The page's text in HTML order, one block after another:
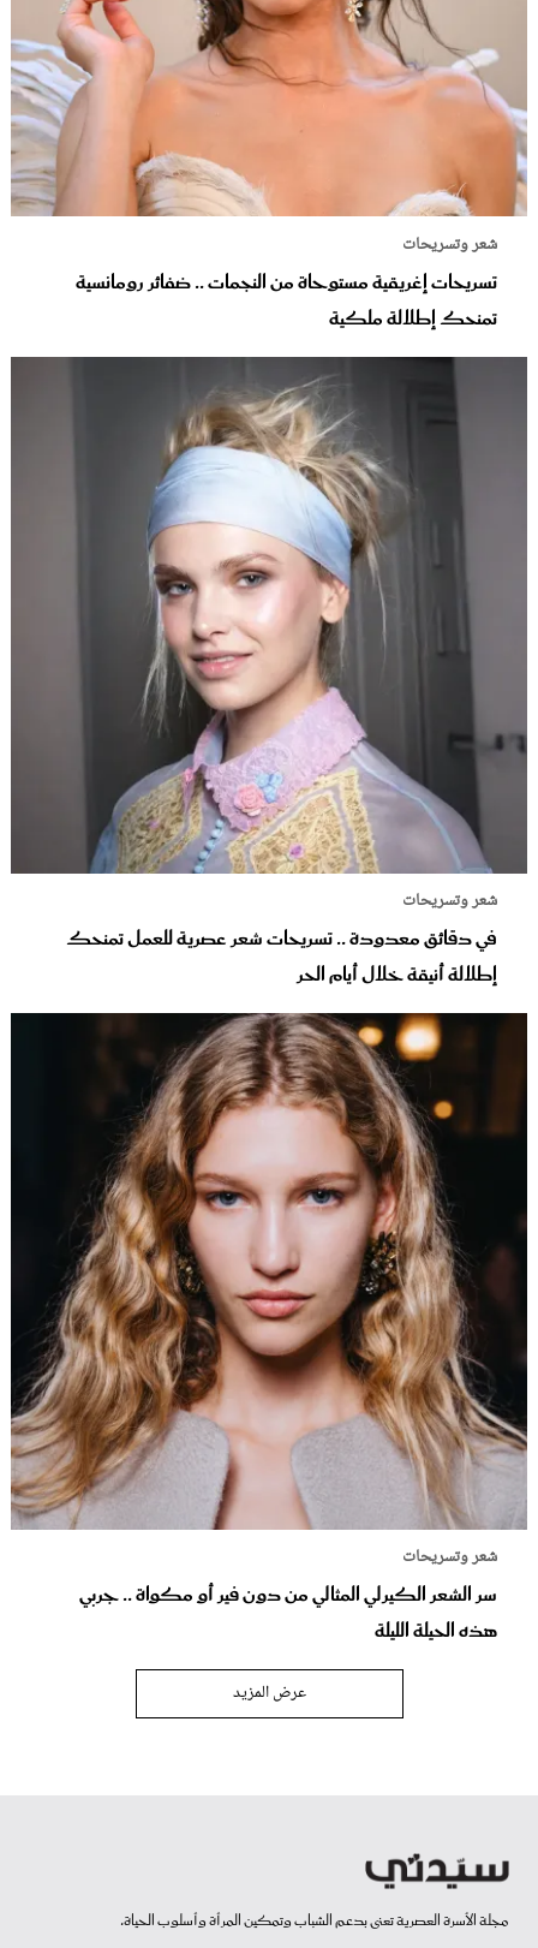
شعر وتسريحات
تسريحات إغريقية مستوحاة من النجمات .. ضفائر رومانسية
تمنحك إطلالة ملكية
شعر وتسريحات
في دقائق معدودة .. تسريحات شعر عصرية للعمل تمنحك
إطلالة أنيقة خلال أيام الحر
شعر وتسريحات
سر الشعر الكيرلي المثالي من دون فير أو مكواة .. جربي
هذه الحيلة الليلة
عرض المزيد
مجلة الأسرة العصرية تعنى بدعم الشباب وتمكين المرأة وأسلوب الحياة.